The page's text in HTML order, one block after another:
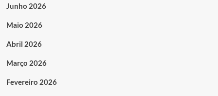
Junho 2026
Maio 2026
Abril 2026
Março 2026
Fevereiro 2026